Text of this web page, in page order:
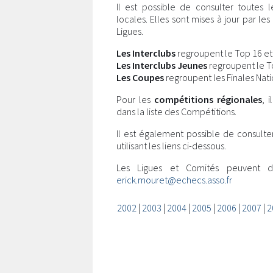
Il est possible de consulter toutes
locales. Elles sont mises à jour par
Ligues.
Les Interclubs regroupent le Top 16 et
Les Interclubs Jeunes regroupent le
Les Coupes regroupent les Finales
Pour les compétitions régionales,
dans la liste des Compétitions.
Il est également possible de
utilisant les liens ci-dessous.
Les Ligues et Comités peuvent
erick.mouret@echecs.asso.fr
2002| 2003 | 2004| 2005 | 2006 | 2007 |